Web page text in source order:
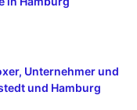
Unternehmer und
und Hamburg